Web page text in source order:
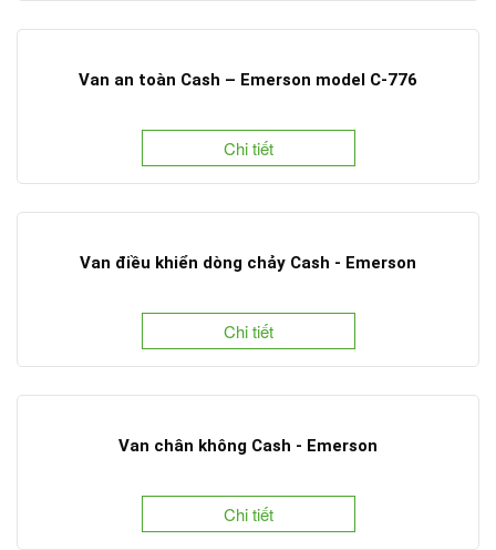
Van an toàn Cash – Emerson model C-776
Chi tiết
Van điều khiển dòng chảy Cash - Emerson
Chi tiết
Van chân không Cash - Emerson
Chi tiết